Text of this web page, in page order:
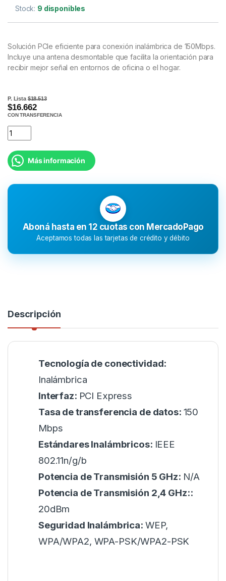
Stock: 9 disponibles
Solución PCIe eficiente para conexión inalámbrica de 150Mbps.
Incluye una antena desmontable que facilita la orientación para
recibir mejor señal en entornos de oficina o el hogar.
P. Lista$18.513
$16.662
CON TRANSFERENCIA
Más información
Aboná hasta en 12 cuotas con MercadoPago
Aceptamos todas las tarjetas de crédito y débito
Descripción
Tecnología de conectividad:
Inalámbrica
Interfaz: PCI Express
Tasa de transferencia de datos: 150
Mbps
Estándares Inalámbricos: IEEE
802.11n/g/b
Potencia de Transmisión 5 GHz: N/A
Potencia de Transmisión 2,4 GHz::
20dBm
Seguridad Inalámbrica: WEP,
WPA/WPA2, WPA-PSK/WPA2-PSK